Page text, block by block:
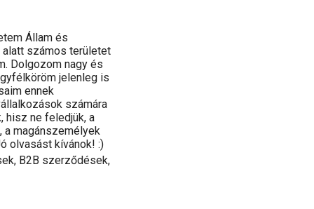
Állam és
alatt számos területet
Dolgozom nagy és
jelenleg is
ennek
számára
hisz ne feledjük, a
magánszemélyek
olvasást kívánok! :)
B2B szerződések,